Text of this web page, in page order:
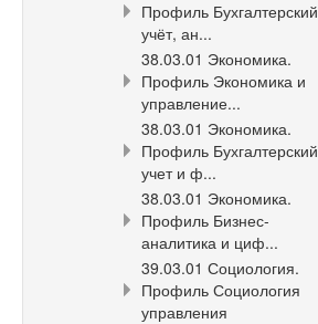
Профиль Бухгалтерский
учёт, ан...
38.03.01 Экономика.
Профиль Экономика и
управление...
38.03.01 Экономика.
Профиль Бухгалтерский
учет и ф...
38.03.01 Экономика.
Профиль Бизнес-
аналитика и циф...
39.03.01 Социология.
Профиль Социология
управления